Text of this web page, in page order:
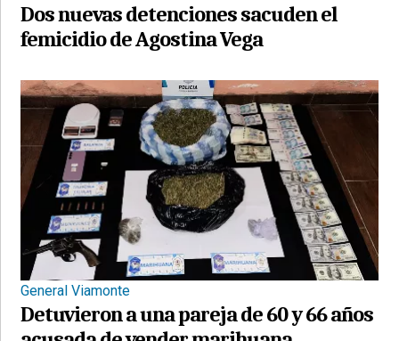
Dos nuevas detenciones sacuden el
femicidio de Agostina Vega
General Viamonte
Detuvieron a una pareja de 60 y 66 años